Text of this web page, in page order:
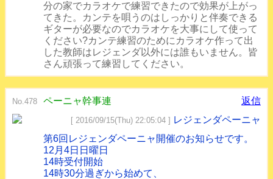
分の家でカラオケで練習できたので効果が上がっ
てきた。カンテを唄うのはしっかりと伴奏できる
ギターが必要なのでカラオケを大事にして使って
ください?カンテ練習のためにカラオケ作って出
した教師はレジェンダ以外には誰もいません。皆
さん頑張って練習してください。
No.478 ペーニャ幹事連 返信
[ 2016/09/15(Thu) 22:05:04 ] レジェンダペーニャ
第6回レジェンダペーニャ開催のお知らせです。
12月4日日曜日
14時受付開始
14時30分過ぎから始めて、